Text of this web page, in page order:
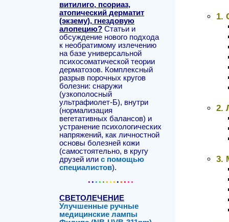
витилиго, псориаз,
атопический дерматит
(экзему), гнездовую
алопецию? Статьи и
обсуждение нового подхода
к необратимому излечению
на базе универсальной
психосоматической теории
дерматозов. Комплексный
разрыв порочных кругов
болезни: снаружи
(узкополосный
ультрафиолет-Б), внутри
(нормализация
вегетативных балансов) и
устранение психологических
напряжений, как личностной
основы болезней кожи
(самостоятельно, в кругу
друзей или с помощью
специалистов).
.............
СВЕТОЛЕЧЕНИЕ
Улучшенные ручные
медицинские лампы
1.
2.
3.